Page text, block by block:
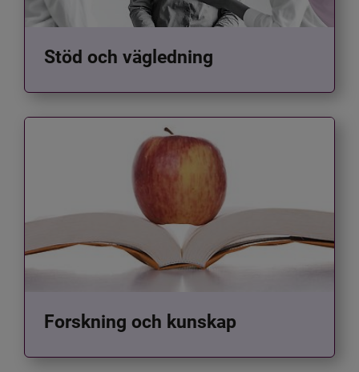
Stöd och vägledning
Forskning och kunskap